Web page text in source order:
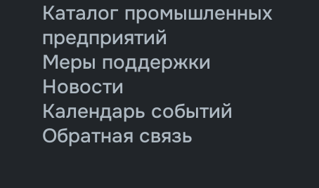
Каталог промышленных
предприятий
Меры поддержки
Новости
Календарь событий
Обратная связь